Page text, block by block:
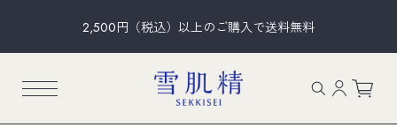
2,500円（税込）以上のご購入で送料無料